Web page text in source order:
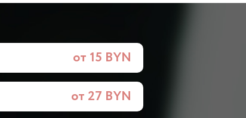
от 15 BYN
от 27 BYN